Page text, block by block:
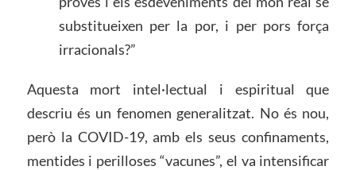
substitueixen per la por, i per pors força
irracionals?”
Aquesta mort intel·lectual i espiritual que
descriu és un fenomen generalitzat. No és nou,
però la COVID-19, amb els seus confinaments,
mentides i perilloses “vacunes”, el va intensificar